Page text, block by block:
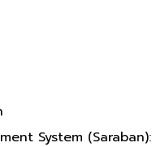
System (Saraban):